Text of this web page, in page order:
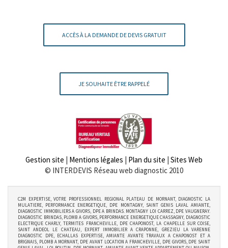
ACCÈS À LA DEMANDE DE DEVIS GRATUIT
JE SOUHAITE ÊTRE RAPPELÉ
Gestion site | Mentions légales | Plan du site | Sites Web
© INTERDEVIS Réseau web diagnostic 2010
C2M EXPERTISE, VOTRE PROFESSIONNEL REGIONAL PLATEAU DE MORNANT, DIAGNOSTIC LA
MULATIERE, PERFORMANCE ENERGETIQUE, DPE MONTAGNY, SAINT GENIS LAVAL AMIANTE,
DIAGNOSTIC IMMOBILIERS A GIVORS, DPE A BRINDAS. MONTAGNY LOI CARREZ, DPE VAUGNERAY.
DIAGNOSTIC BRINDAS, PLOMB A GIVORS, PERFORMANCE ENERGETIQUE CHASSAGNY, DIAGNOSTIC
ELECTRIQUE CHARLY, TERMITES FRANCHEVILLE, DPE CHAPONOST, LA CHAPELLE SUR COISE,
SAINT ANDEOL LE CHATEAU, EXPERT IMMOBILIER A CRAPONNE, GREZIEU LA VARENNE
DIAGNOSTIC DPE, ECHALLAS EXPERTISE, AMIANTE AVANTE TRAVAUX A CHAPONOST ET A
BRIGNAIS, PLOMB A MORNANT, DPE AVANT LOCATION A FRANCHEVILLE, DPE GIVORS, DPE SAINT